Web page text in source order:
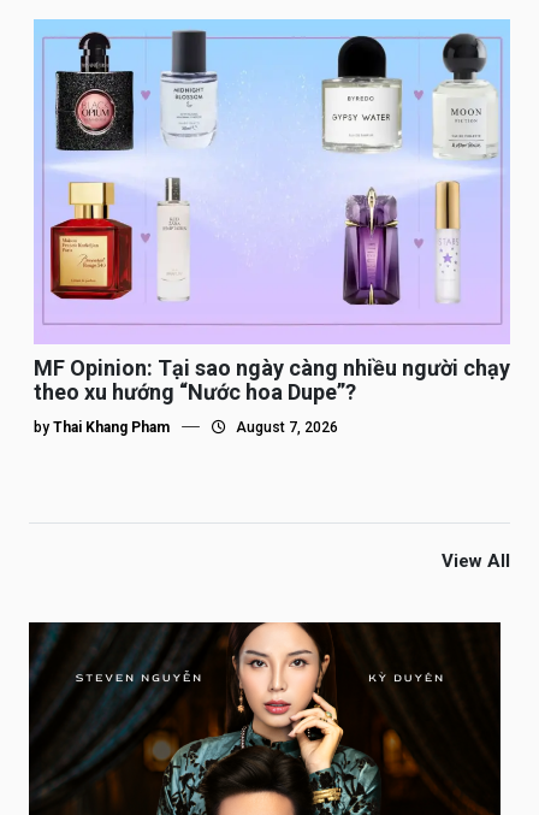
MF Opinion: Tại sao ngày càng nhiều người chạy
theo xu hướng “Nước hoa Dupe”?
by Thai Khang Pham August 7, 2026
View All